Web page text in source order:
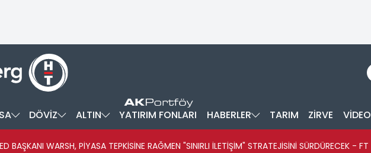
DÖVİZ ALTIN YATIRIM FONLARI HABERLER TARIM ZİRVE VİDEO
BAŞKANI WARSH, PİYASA TEPKİSİNE RAĞMEN "SINIRLI İLETİŞİM" STRATEJİSİNİ SÜRDÜRECEK - FT